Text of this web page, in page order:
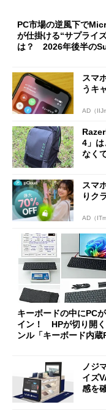
PC市場の逆風下で
が仕掛ける“サプライ
は？ 2026年後半の
スマ
うキ
AD（
4」
なく
スマ
りク
AD（
キーボードの中にPC
イン！ HPが切り開
ンル「キーボード内蔵
ノジ
イズ
感を